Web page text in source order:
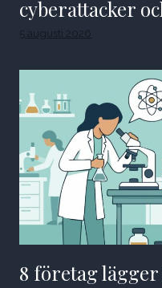
cyberattacker
5 augusti 2026
8 företag